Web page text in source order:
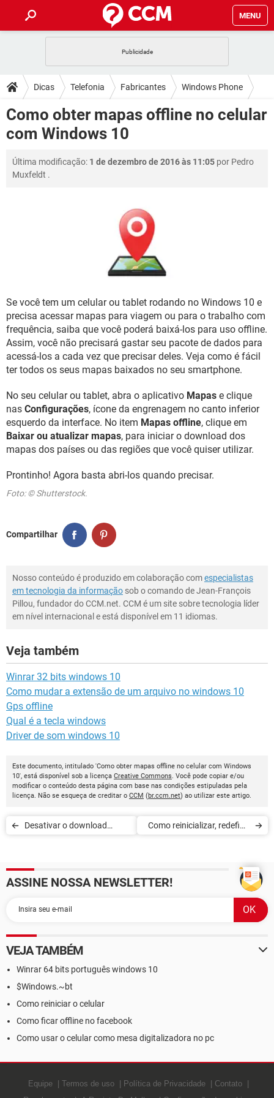
MENU
CELULAR FACEBOOK
OUTLOOK EXCEL
INSTAGRAM
DICAS
JOGOS WHATSAPP
CELULAR FACEBOOK
INSTAGRAM GMAIL
DOWNLOADS
JOGOS
OUTLOOK
FÓRUM
JOGOS WHATSAPP
GMAIL
GLOSSÁRIO
FACEBOOK
EXCEL
GMAIL
Dicas Telefonia Fabricantes Windows Phone
Como obter mapas offline no celular
com Windows 10
Última modificação: 1 de dezembro de 2016 às 11:05 por Pedro
Muxfeldt .
Se você tem um celular ou tablet rodando no Windows 10 e
precisa acessar mapas para viagem ou para o trabalho com
frequência, saiba que você poderá baixá-los para uso offline.
Assim, você não precisará gastar seu pacote de dados para
acessá-los a cada vez que precisar deles. Veja como é fácil
ter todos os seus mapas baixados no seu smartphone.
No seu celular ou tablet, abra o aplicativo Mapas e clique
nas Configurações, ícone da engrenagem no canto inferior
esquerdo da interface. No item Mapas offline, clique em
Baixar ou atualizar mapas, para iniciar o download dos
mapas dos países ou das regiões que você quiser utilizar.
Prontinho! Agora basta abri-los quando precisar.
Foto: © Shutterstock.
Compartilhar
Nosso conteúdo é produzido em colaboração comespecialistas
em tecnologia da informação sob o comando de Jean-François
Pillou, fundador do CCM.net. CCM é um site sobre tecnologia líder
em nível internacional e está disponível em 11 idiomas.
Veja também
Winrar 32 bits windows 10
Como mudar a extensão de um arquivo no windows 10
Gps offline
Qual é a tecla windows
Driver de som windows 10
Este documento, intitulado 'Como obter mapas offline no celular com Windows
10', está disponível sob a licença Creative Commons. Você pode copiar e/ou
modificar o conteúdo desta página com base nas condições estipuladas pela
licença. Não se esqueça de creditar o CCM (br.ccm.net) ao utilizar este artigo.
Desativar o download
Como reinicializar, redefinir
ASSINE NOSSA NEWSLETTER!
VEJA TAMBÉM
Winrar 64 bits português windows 10
$Windows.~bt
Como reiniciar o celular
Como ficar offline no facebook
Como usar o celular como mesa digitalizadora no pc
Equipe Termos de uso Política de Privacidade
Contato